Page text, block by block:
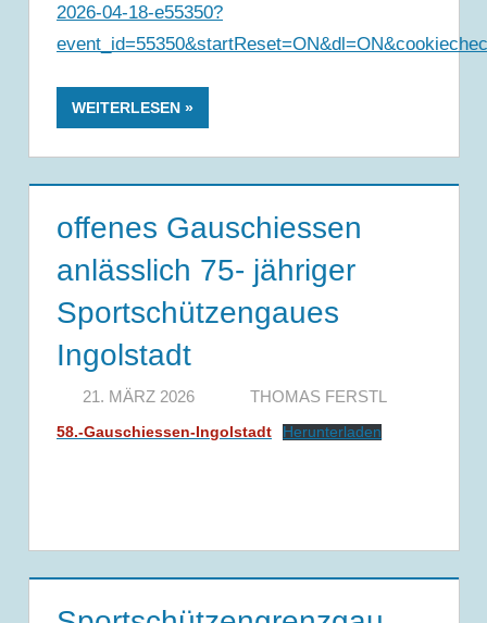
2026-04-18-e55350?
WEITERLESEN
offenes Gauschiessen
anlässlich 75- jähriger
Sportschützengaues
Ingolstadt
21. MÄRZ 2026 THOMAS FERSTL
58.-Gauschiessen-Ingolstadt Herunterladen